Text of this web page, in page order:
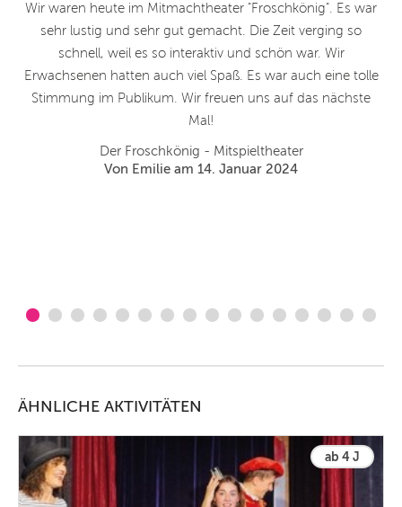
Wir waren heute im Mitmachtheater "Froschkönig". Es war
sehr lustig und sehr gut gemacht. Die Zeit verging so
schnell, weil es so interaktiv und schön war. Wir
Erwachsenen hatten auch viel Spaß. Es war auch eine tolle
Stimmung im Publikum. Wir freuen uns auf das nächste
Mal!
Der Froschkönig - Mitspieltheater
Von Emilie am 14. Januar 2024
ÄHNLICHE AKTIVITÄTEN
ab 4 J